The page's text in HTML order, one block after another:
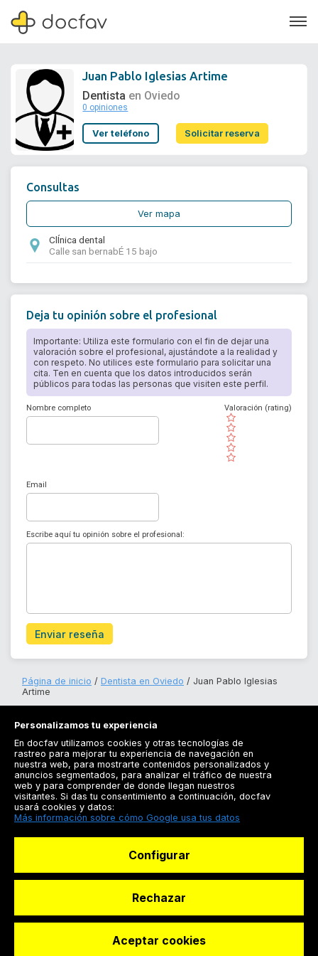
Soporte
Juan Pablo Iglesias Artime
Dentista en Oviedo
0 opiniones
Ver teléfono Solicitar reserva
Consultas
Ver mapa
ClÍnica dental
Calle san bernabÉ 15 bajo
Deja tu opinión sobre el profesional
Importante: Utiliza este formulario con el fin de dejar una
valoración sobre el profesional, ajustándote a la realidad y
con respeto. No utilices este formulario para solicitar una
cita. Ten en cuenta que los datos introducidos serán
públicos para todas las personas que visiten este perfil.
Nombre completo
( )
( )
( )
( )
( )
Valoración (rating)
Email
Escribe aquí tu opinión sobre el profesional:
Enviar reseña
Página de inicio Dentista en Oviedo
Juan Pablo Iglesias
Artime
Registrarse
Docfav
© Dashboard Technologies S.L
Personalizamos tu experiencia
En docfav utilizamos cookies y otras tecnologías de
rastreo para mejorar tu experiencia de navegación en
nuestra web, para mostrarte contenidos personalizados y
anuncios segmentados, para analizar el tráfico de nuestra
web y para comprender de donde llegan nuestros
visitantes. Si das tu consentimiento a continuación, docfav
usará cookies y datos:
Más información sobre cómo Google usa tus datos
Configurar
Rechazar
Aceptar cookies